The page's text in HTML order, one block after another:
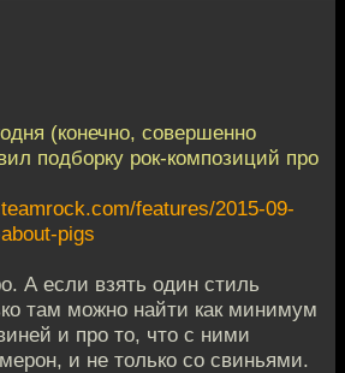
(конечно, совершенно
подборку рок-композиций про
features/2015-09-
pigs
А если взять один стиль
там можно найти как минимум
и про то, что с ними
и не только со свиньями.